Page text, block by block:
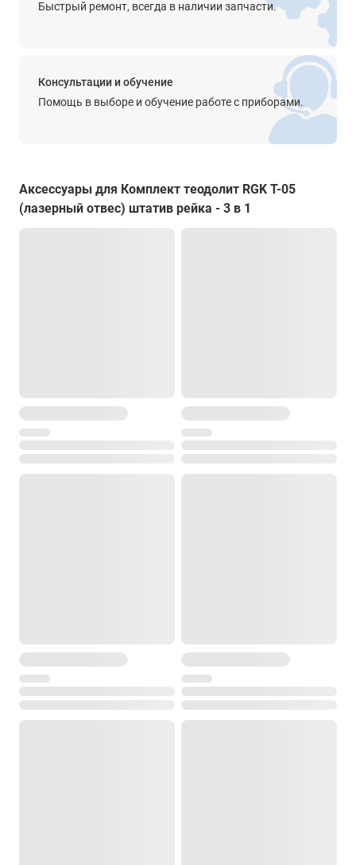
Прочее
Крепление на штатив
Диапазон рабочей температуры
от -20° до +50°С
Быстрый ремонт, всегда в наличии запчасти.
Консультации и обучение
Помощь в выборе и обучение работе с приборами.
Аксессуары для Комплект теодолит RGK T-05
(лазерный отвес) штатив рейка - 3 в 1